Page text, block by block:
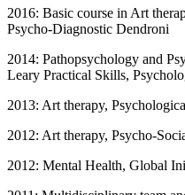
2016: Basic course in Art
Psycho-Diagnostic Dendroni
2014: Pathopsychology and
Leary Practical Skills,
2013: Art therapy,
2012: Art therapy, Psycho-
2012: Mental Health, Global